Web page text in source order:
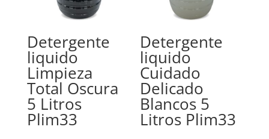
Detergente
liquido
Limpieza
Total Oscura
5 Litros
Plim33
Detergente
liquido
Cuidado
Delicado
Blancos 5
Litros Plim33